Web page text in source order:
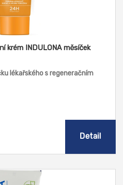
krém INDULONA měsíček
lékařského s regeneračním
Detail